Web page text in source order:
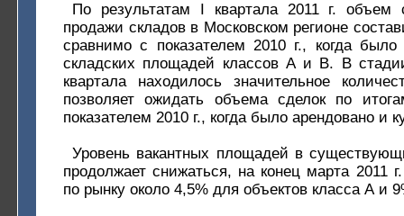
По результатам I квартала 2011 г. объем
продажи складов в Московском регионе
сравнимо с показателем 2010 г., когда
складских площадей классов А и В. В
квартала находилось значительное
позволяет ожидать объема сделок по
показателем 2010 г., когда было арендовано и
Уровень вакантных площадей в
продолжает снижаться, на конец марта 2011
по рынку около 4,5% для объектов класса А и